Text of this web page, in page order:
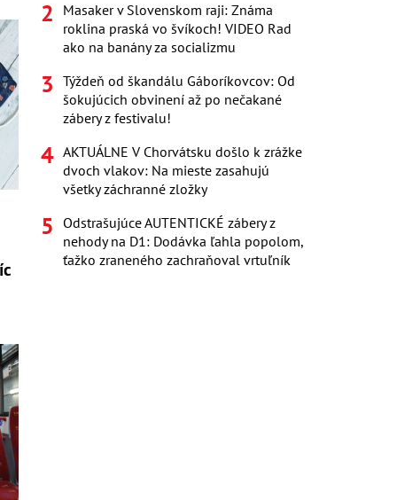
Masaker v Slovenskom raji: Známa
roklina praská vo švíkoch! VIDEO Rad
ako na banány za socializmu
Týždeň od škandálu Gáboríkovcov: Od
šokujúcich obvinení až po nečakané
zábery z festivalu!
AKTUÁLNE V Chorvátsku došlo k zrážke
dvoch vlakov: Na mieste zasahujú
všetky záchranné zložky
Odstrašujúce AUTENTICKÉ zábery z
nehody na D1: Dodávka ľahla popolom,
ťažko zraneného zachraňoval vrtuľník